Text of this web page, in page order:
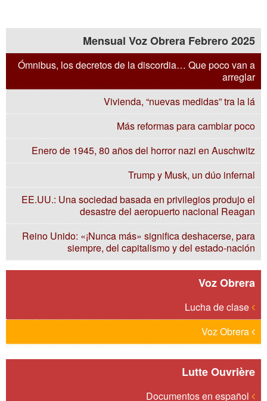
Mensual Voz Obrera Febrero 2025
Ómnibus, los decretos de la discordia… Que poco van a
arreglar
Vivienda, “nuevas medidas” tra la lá
Más reformas para cambiar poco
Enero de 1945, 80 años del horror nazi en Auschwitz
Trump y Musk, un dúo infernal
EE.UU.: Una sociedad basada en privilegios produjo el
desastre del aeropuerto nacional Reagan
Reino Unido: «¡Nunca más» significa deshacerse, para
siempre, del capitalismo y del estado-nación
Voz Obrera
Lutte Ouvrière